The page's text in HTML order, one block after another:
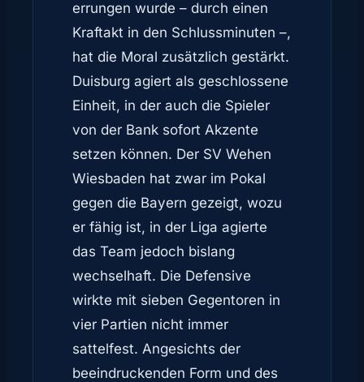
errungen wurde – durch einen
Kraftakt in den Schlussminuten –,
hat die Moral zusätzlich gestärkt.
Duisburg agiert als geschlossene
Einheit, in der auch die Spieler
von der Bank sofort Akzente
setzen können. Der SV Wehen
Wiesbaden hat zwar im Pokal
gegen die Bayern gezeigt, wozu
er fähig ist, in der Liga agierte
das Team jedoch bislang
wechselhaft. Die Defensive
wirkte mit sieben Gegentoren in
vier Partien nicht immer
sattelfest. Angesichts der
beeindruckenden Form und des